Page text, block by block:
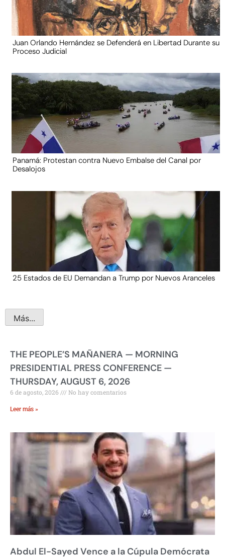
Juan Orlando Hernández se Defenderá en Libertad Durante su
Proceso Judicial
Panamá: Protestan contra Nuevo Embalse del Canal por
Desalojos
25 Estados de EU Demandan a Trump por Nuevos Aranceles
Más...
THE PEOPLE’S MAÑANERA — MORNING
PRESIDENTIAL PRESS CONFERENCE —
THURSDAY, AUGUST 6, 2026
6 de agosto, 2026 No hay comentarios
Leer más »
Abdul El-Sayed Vence a la Cúpula Demócrata